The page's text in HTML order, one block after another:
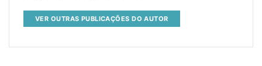
VER OUTRAS PUBLICAÇÕES DO AUTOR